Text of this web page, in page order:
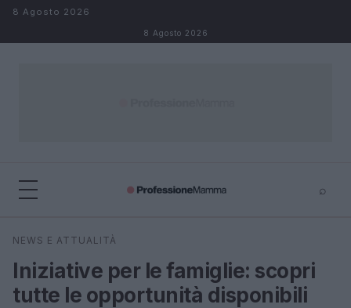
Salta al contenuto
8 Agosto 2026
8 Agosto 2026
⌕
Cerca
NEWS E ATTUALITÀ
Iniziative per le famiglie: scopri
tutte le opportunità disponibili